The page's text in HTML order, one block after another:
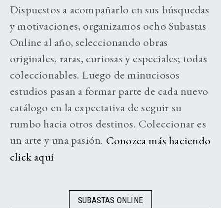
Dispuestos a acompañarlo en sus búsquedas
y motivaciones, organizamos ocho Subastas
Online al año, seleccionando obras
originales, raras, curiosas y especiales; todas
coleccionables. Luego de minuciosos
estudios pasan a formar parte de cada nuevo
catálogo en la expectativa de seguir su
rumbo hacia otros destinos. Coleccionar es
un arte y una pasión. Conozca más haciendo
click aquí
SUBASTAS ONLINE